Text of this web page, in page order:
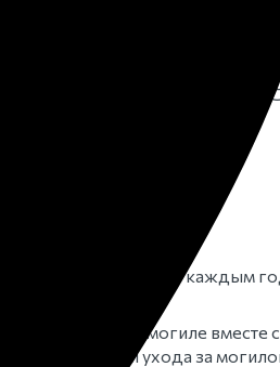
с каждым
в семейной могиле вместе
для уборки и ухода за